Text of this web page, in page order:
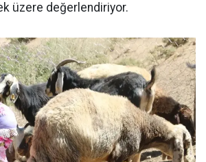
üzere değerlendiriyor.